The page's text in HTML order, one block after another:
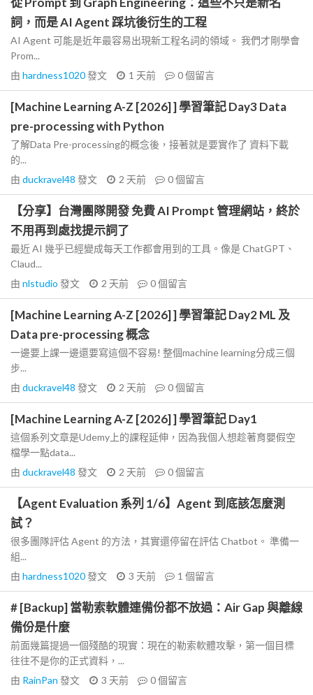
詞，而是 AI Agent 踩坑後衍生的工程
AI Agent 可能是近年最容易出現新工程名詞的領域。 我們才剛學會
Prom...
由 hardness1020發文 1 天前 0個留言
[Machine Learning A-Z [2026] ] 學習筆記 Day3 Data
pre-processing with Python
了解Data Pre-processing的概念後，接著就是要實作了 資料下載
的...
由 duckravel48 發文 2 天前 0個留言
【分享】台灣團隊開發 免費 AI Prompt 管理網站，終於
不用再到處找提示詞了
最近 AI 幾乎已經變成每天工作都會用到的工具。像是 ChatGPT、
Claud...
由 nlstudio 發文 2 天前 0個留言
[Machine Learning A-Z [2026] ] 學習筆記 Day2 ML 及
Data pre-processing 概念
一邊要上課一邊還要寫這個不容易! 整個machine learning分成三個
步...
由 duckravel48 發文 2 天前 0個留言
[Machine Learning A-Z [2026] ] 學習筆記 Day1
這個系列文章是Udemy上的課程延伸，因為我個人想趁著育嬰假空
檔學一點data...
由 duckravel48 發文 2 天前 0個留言
【Agent Evaluation 系列 1/6】Agent 到底該怎麼測
試？
很多團隊評估 Agent 的方法，其實還停留在評估 Chatbot。 準備一
組...
由 hardness1020發文 3 天前 1 個留言
# [Backup] 當勒索軟體連備份都不放過：Air Gap 與離線
備份是什麼
前面幾篇提過一個殘酷的現實：現在的勒索軟體攻擊，第一個目標
往往不是你的正式資料，...
由 RainPan 發文 3 天前 0個留言